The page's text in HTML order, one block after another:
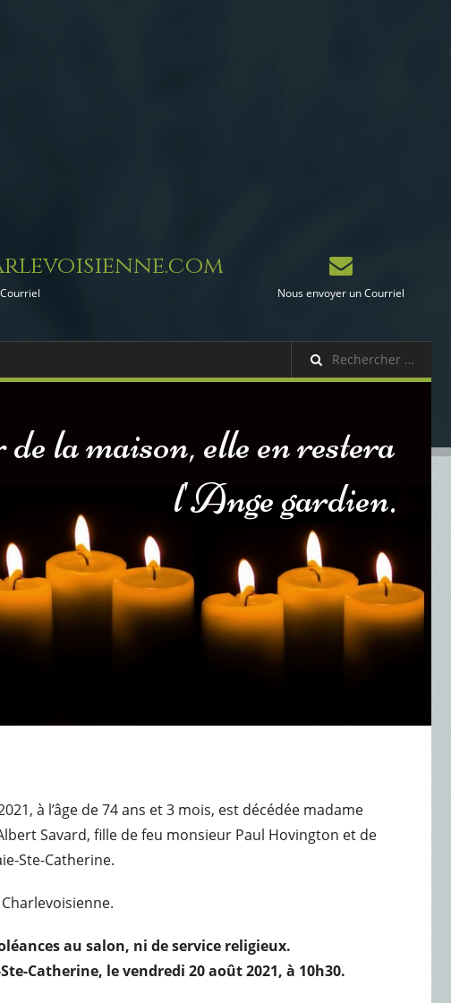
Courriel Nous envoyer un Courriel
la maison, elle en restera
l'Ange gardien.
à l’âge de 74 ans et 3 mois, est décédée madame
Savard, fille de feu monsieur Paul Hovington et de
Ste-Catherine.
au salon, ni de service religieux.
Catherine, le vendredi 20 août 2021, à 10h30.